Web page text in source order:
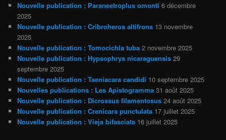
Nouvelle publication : Paraneetroplus omonti 6 décembre
2025
Nouvelle publication : Cribroheros altifrons 13 novembre
2025
Nouvelle publication : Tomocichla tuba 2 novembre 2025
Nouvelle publication : Hypsophrys nicaraguensis 29
septembre 2025
Nouvelle publication : Taeniacara candidi 10 septembre 2025
Nouvelles publications : Les Apistogramma 31 août 2025
Nouvelle publication : Dicrossus filamentosus 24 août 2025
Nouvelle publication : Crenicara punctulata 17 juillet 2025
Nouvelle publication : Vieja bifasciata 16 juillet 2025